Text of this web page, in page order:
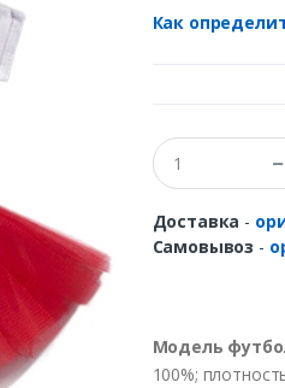
Как
Доставка -
Самовывоз -
Модель
100%;